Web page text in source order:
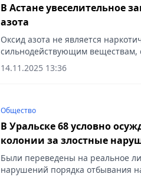
В Астане увеселительное
азота
Оксид азота не является
сильнодействующим веществам,
на жизнь и здоровье человека,
14.11.2025 13:36
Общество
В Уральске 68 условно
колонии за злостные
Были переведены на реальное
нарушений порядка отбывания